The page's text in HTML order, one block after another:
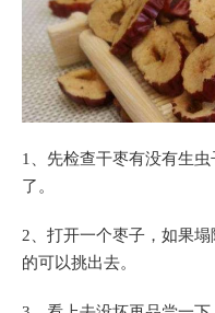
1、先检查干枣有没有生
了。
2、打开一个枣子，如果
的可以挑出去。